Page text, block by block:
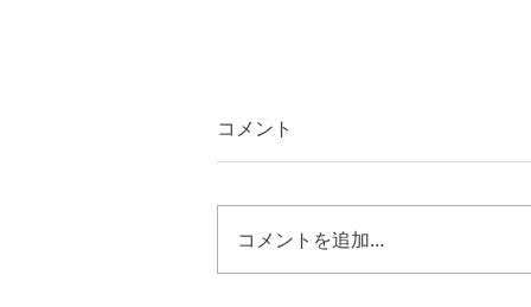
コメント
コメントを追加…